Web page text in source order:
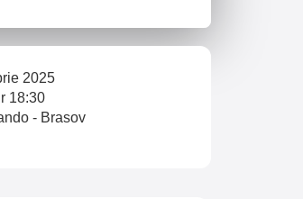
2025
18:30
- Brasov